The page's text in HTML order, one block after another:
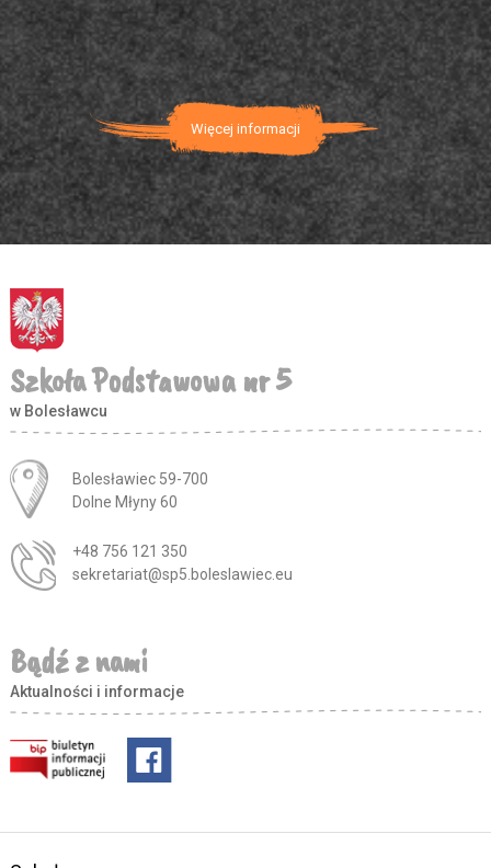
Więcej informacji
Szkoła Podstawowa nr 5
w Bolesławcu
Adres pocztowy:
Bolesławiec 59-700
Dolne Młyny 60
+48 756 121 350
sekretariat@sp5.boleslawiec.eu
Bądź z nami
Aktualności i informacje